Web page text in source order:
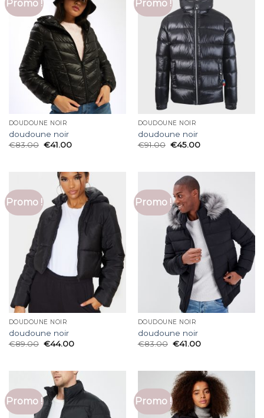
Promo !
DOUDOUNE NOIR
doudoune noir
€83.00 €41.00
Promo !
DOUDOUNE NOIR
doudoune noir
€91.00 €45.00
Promo !
DOUDOUNE NOIR
doudoune noir
€89.00 €44.00
Promo !
DOUDOUNE NOIR
doudoune noir
€83.00 €41.00
Promo ! Promo !